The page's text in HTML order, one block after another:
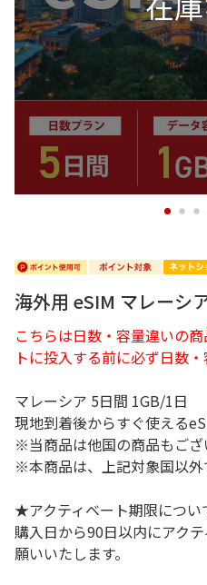
1 2 3
海外用 eSIM マレーシ
こちらは日数・容量違いの
トに投入する前に必ず日数
マレーシア 5日間 1GB/1日
現地到着後からすぐ使える
※当商品は他国の商品もござ
※本商品は、上記対象国以外
★アクティベート期限につ
購入日から90日以内にアク
願いいたします。